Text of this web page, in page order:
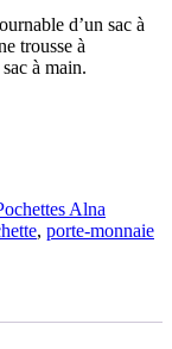
d’un sac à
trousse à
à main.
Alna
, porte-monnaie